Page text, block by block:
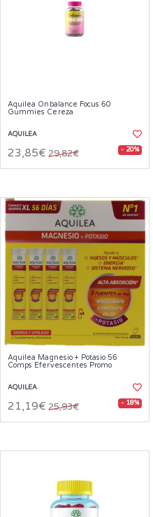
Aquilea Onbalance Focus 60
Gummies Cereza
AQUILEA
23,85€ 29,82€ - 20%
Aquilea Magnesio + Potasio 56
Comps Efervescentes Promo
AQUILEA
21,19€ 25,93€ - 18%